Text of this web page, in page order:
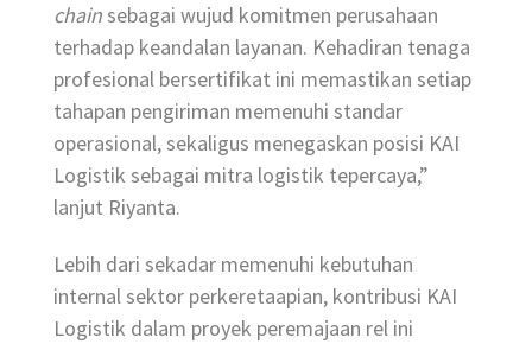
chainsebagai wujud komitmen perusahaan
terhadap keandalan layanan. Kehadiran tenaga
profesional bersertifikat ini memastikan setiap
tahapan pengiriman memenuhi standar
operasional, sekaligus menegaskan posisi KAI
Logistik sebagai mitra logistik tepercaya,”
lanjut Riyanta.
Lebih dari sekadar memenuhi kebutuhan
internal sektor perkeretaapian, kontribusi KAI
Logistik dalam proyek peremajaan rel ini